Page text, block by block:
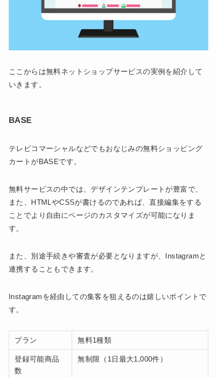
ここからは無料ネットショップサービスの実例を紹介して
いきます。
BASE
テレビコマーシャルなどでもおなじみの無料ショッピング
カートがBASEです。
無料サービスの中では、デザインテンプレートが豊富で、
また、HTMLやCSSが書けるのであれば、直接編集をする
ことでより自由にページのカスタマイズが可能になりま
す。
また、別途手続きや審査が必要となりますが、Instagramと
連携することもできます。
Instagramを経由しての集客を狙えるのは嬉しいポイントで
す。
プラン 無料1種類
登録可能商品
数
無制限（1日最大1,000件）